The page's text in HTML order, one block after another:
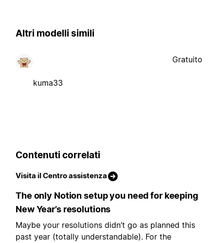
Altri modelli simili
kuma33
Gratuito
Contenuti correlati
Visita il Centro assistenza
The only Notion setup you need for keeping
New Year’s resolutions
Maybe your resolutions didn’t go as planned this
past year (totally understandable). For the